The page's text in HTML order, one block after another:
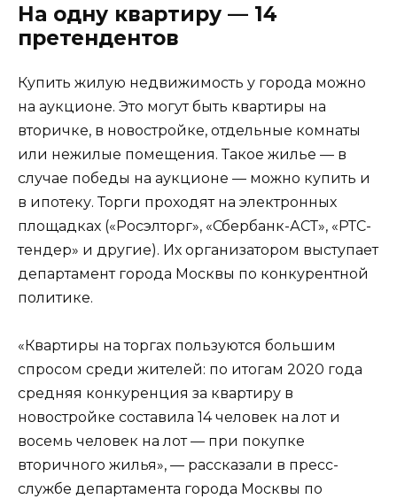
На одну квартиру — 14
претендентов
Купить жилую недвижимость у города можно
на аукционе. Это могут быть квартиры на
вторичке, в новостройке, отдельные комнаты
или нежилые помещения. Такое жилье — в
случае победы на аукционе — можно купить и
в ипотеку. Торги проходят на электронных
площадках («Росэлторг», «Сбербанк-АСТ», «РТС-
тендер» и другие). Их организатором выступает
департамент города Москвы по конкурентной
политике.
«Квартиры на торгах пользуются большим
спросом среди жителей: по итогам 2020 года
средняя конкуренция за квартиру в
новостройке составила 14 человек на лот и
восемь человек на лот — при покупке
вторичного жилья», — рассказали в пресс-
службе департамента города Москвы по